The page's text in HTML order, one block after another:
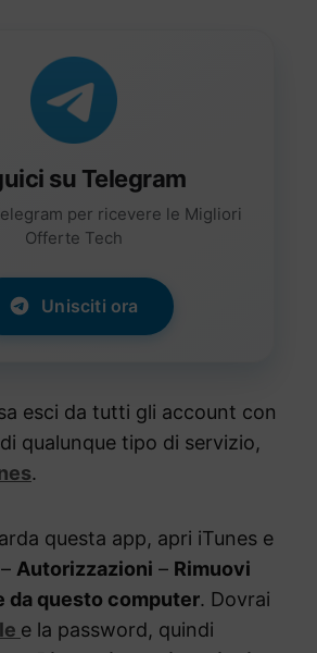
su Telegram
per ricevere le Migliori
Offerte Tech
Unisciti ora
esci da tutti gli account con
qualunque tipo di servizio,
.
questa app, apri iTunes e
– Autorizzazioni – Rimuovi
da questo computer. Dovrai
e la password, quindi